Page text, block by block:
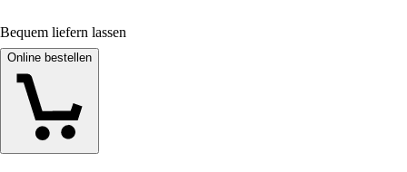
Bequem liefern lassen
Online bestellen